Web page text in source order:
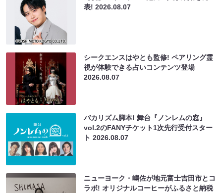
表!2026.08.07
シークエンスはやとも監修! ペアリング霊
視が体験できる占いコンテンツ登場
2026.08.07
バカリズム脚本! 舞台『ノンレムの窓』
vol.2のFANYチケット1次先行受付スター
ト2026.08.07
ニューヨーク・嶋佐が地元富士吉田市とコ
ラボ! オリジナルコーヒーがふるさと納税